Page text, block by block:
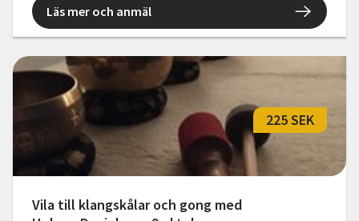
Läs mer och anmäl
Vila till klangskålar och gong med
225 SEK